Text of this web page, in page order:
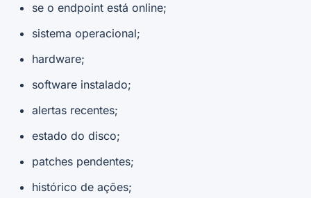
se o endpoint está online;
sistema operacional;
hardware;
software instalado;
alertas recentes;
estado do disco;
patches pendentes;
histórico de ações;